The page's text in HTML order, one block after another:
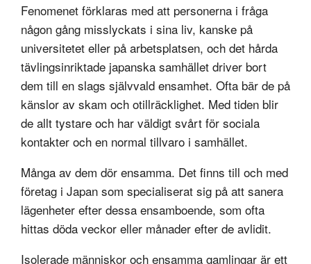
Fenomenet förklaras med att personerna i fråga
någon gång misslyckats i sina liv, kanske på
universitetet eller på arbetsplatsen, och det hårda
tävlingsinriktade japanska samhället driver bort
dem till en slags självvald ensamhet. Ofta bär de på
känslor av skam och otillräcklighet. Med tiden blir
de allt tystare och har väldigt svårt för sociala
kontakter och en normal tillvaro i samhället.
Många av dem dör ensamma. Det finns till och med
företag i Japan som specialiserat sig på att sanera
lägenheter efter dessa ensamboende, som ofta
hittas döda veckor eller månader efter de avlidit.
Isolerade människor och ensamma gamlingar är ett